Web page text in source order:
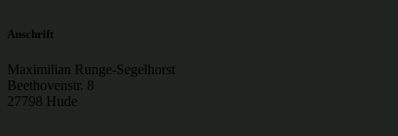
Anschrift
Maximilian Runge-Segelhorst
Beethovenstr. 8
27798 Hude